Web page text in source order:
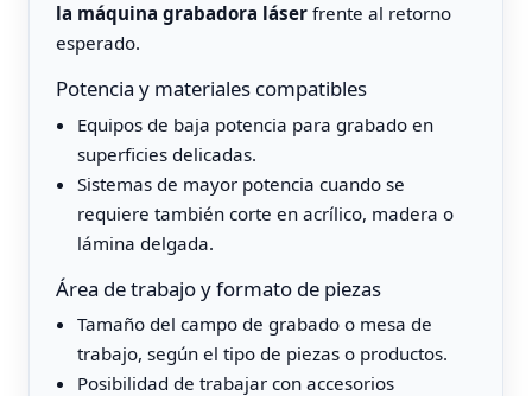
la máquina grabadora láser frente al retorno
esperado.
Potencia y materiales compatibles
Equipos de baja potencia para grabado en
superficies delicadas.
Sistemas de mayor potencia cuando se
requiere también corte en acrílico, madera o
lámina delgada.
Área de trabajo y formato de piezas
Tamaño del campo de grabado o mesa de
trabajo, según el tipo de piezas o productos.
Posibilidad de trabajar con accesorios